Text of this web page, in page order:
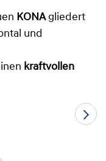
KONAgliedert
und
kraftvollen